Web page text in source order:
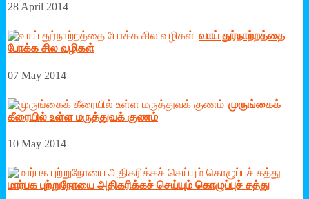
28 April 2014
வாய் துர்நாற்றத்தை
போக்க சில வழிகள்
07 May 2014
முருங்கைக்
கீரையில் உள்ள மருத்துவக் குணம்
10 May 2014
மார்பக புற்றுநோயை அதிகரிக்கச் செய்யும் கொழுப்புச் சத்து